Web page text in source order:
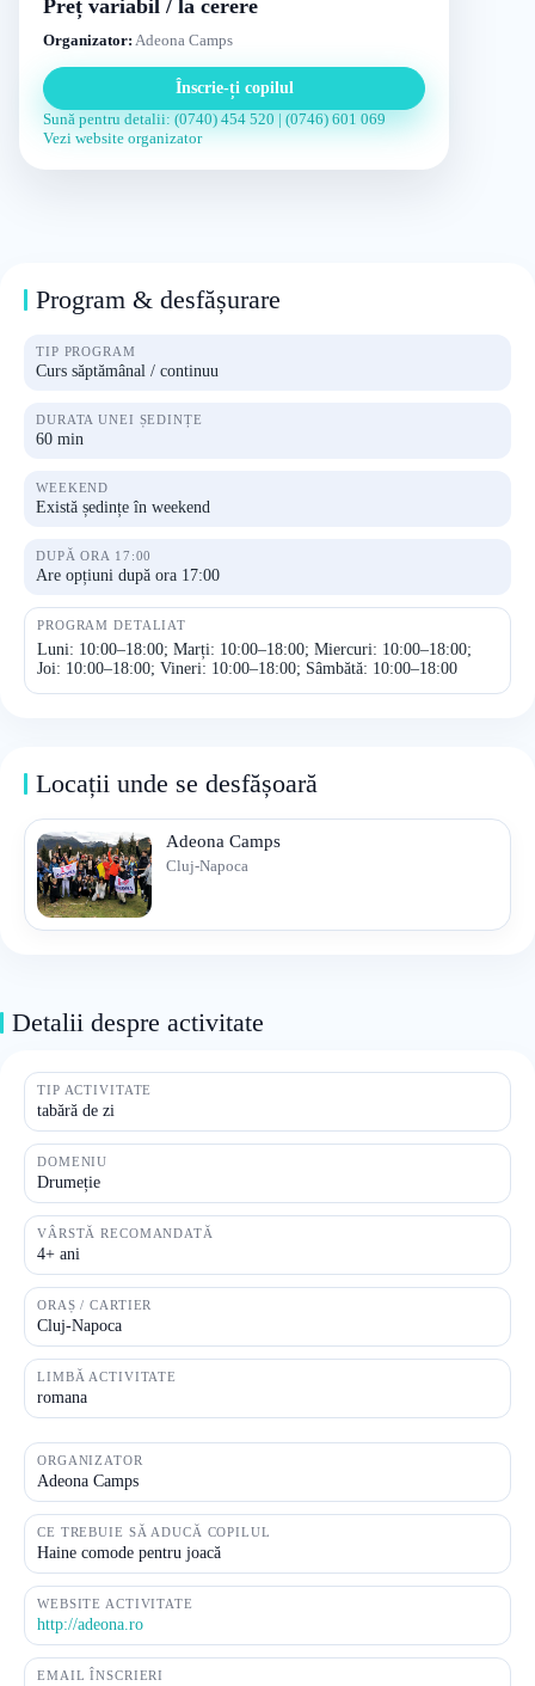
Preț variabil / la cerere
Organizator: Adeona Camps
Înscrie-ți copilul
Sună pentru detalii: (0740) 454 520 | (0746) 601 069
Vezi website organizator
Program & desfășurare
TIP PROGRAM
Curs săptămânal / continuu
DURATA UNEI ȘEDINȚE
60 min
WEEKEND
Există ședințe în weekend
DUPĂ ORA 17:00
Are opțiuni după ora 17:00
PROGRAM DETALIAT
Luni: 10:00–18:00; Marți: 10:00–18:00; Miercuri: 10:00–18:00;
Joi: 10:00–18:00; Vineri: 10:00–18:00; Sâmbătă: 10:00–18:00
Locații unde se desfășoară
Adeona Camps
Cluj-Napoca
Detalii despre activitate
TIP ACTIVITATE
tabără de zi
DOMENIU
Drumeție
VÂRSTĂ RECOMANDATĂ
4+ ani
ORAȘ / CARTIER
Cluj-Napoca
LIMBĂ ACTIVITATE
romana
ORGANIZATOR
Adeona Camps
CE TREBUIE SĂ ADUCĂ COPILUL
Haine comode pentru joacă
WEBSITE ACTIVITATE
http://adeona.ro
EMAIL ÎNSCRIERI